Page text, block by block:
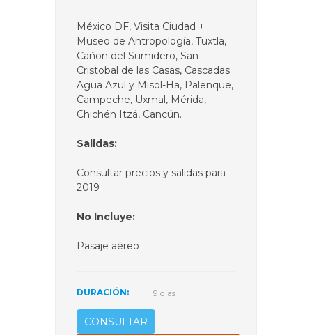
México DF, Visita Ciudad +
Museo de Antropología, Tuxtla,
Cañon del Sumidero, San
Cristobal de las Casas, Cascadas
Agua Azul y Misol-Ha, Palenque,
Campeche, Uxmal, Mérida,
Chichén Itzá, Cancún.
Salidas:
Consultar precios y salidas para
2019
No Incluye:
Pasaje aéreo
DURACIÓN: 9 dias
CONSULTAR